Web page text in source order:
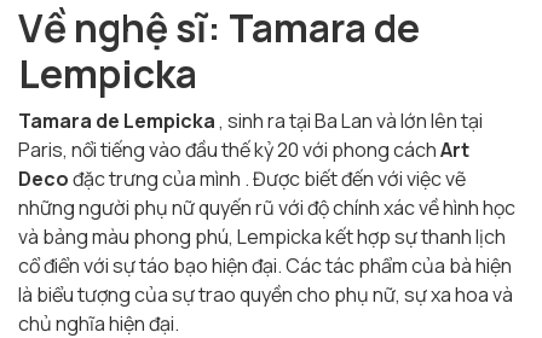
Về nghệ sĩ: Tamara de
Lempicka
Tamara de Lempicka, sinh ra tại Ba Lan và lớn lên tại
Paris, nổi tiếng vào đầu thế kỷ 20 với phong cáchArt
Decođặc trưng của mình . Được biết đến với việc vẽ
những người phụ nữ quyến rũ với độ chính xác về hình học
và bảng màu phong phú, Lempicka kết hợp sự thanh lịch
cổ điển với sự táo bạo hiện đại. Các tác phẩm của bà hiện
là biểu tượng của sự trao quyền cho phụ nữ, sự xa hoa và
chủ nghĩa hiện đại.